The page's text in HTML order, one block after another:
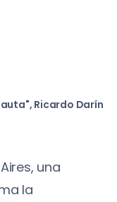
Ricardo Darín
una
la